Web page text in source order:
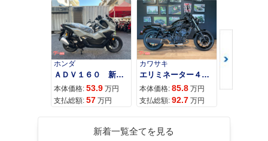
ホンダ
ＡＤＶ１６０ 新車 ２０２６年最新モデル パールスモーキーグレー スマートキー ２９Ｌメットイン ＵＳＢ Ｔｙｐｅ−Ｃ装備
本体価格: 53.9 万円
支払総額: 57 万円
カワサキ
エリミネーター４００
本体価格: 85.8 万円
支払総額: 92.7 万円
カワサキ
本体価格:
新着一覧全てを見る